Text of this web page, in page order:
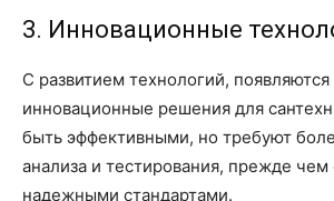
3. Инновационные
С развитием технологий,
инновационные решения для
быть эффективными, но требуют
анализа и тестирования, прежде чем
надежными стандартами.